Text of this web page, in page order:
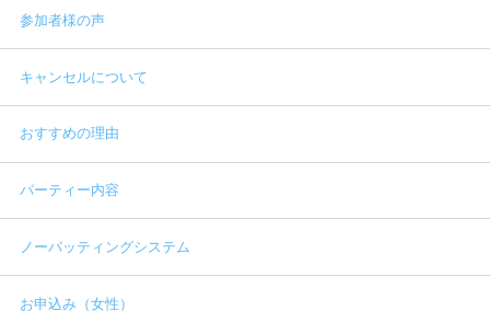
参加者様の声
キャンセルについて
おすすめの理由
パーティー内容
ノーバッティングシステム
お申込み（女性）